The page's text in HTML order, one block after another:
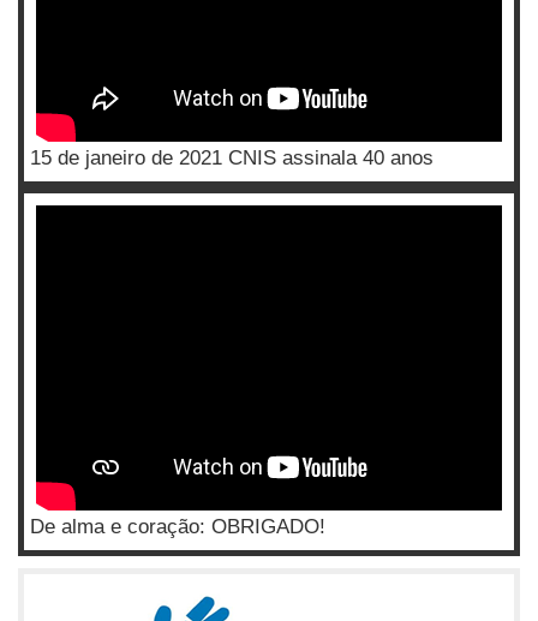
15 de janeiro de 2021 CNIS assinala 40 anos
De alma e coração: OBRIGADO!